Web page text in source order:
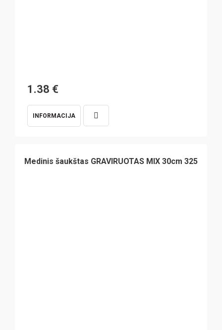
1.38 €
INFORMACIJA
Medinis šaukštas GRAVIRUOTAS MIX 30cm 325